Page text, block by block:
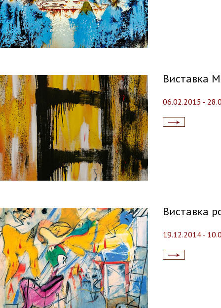
Виставка
06.02.2015 -
Читати
Виставка
19.12.2014 -
Читати